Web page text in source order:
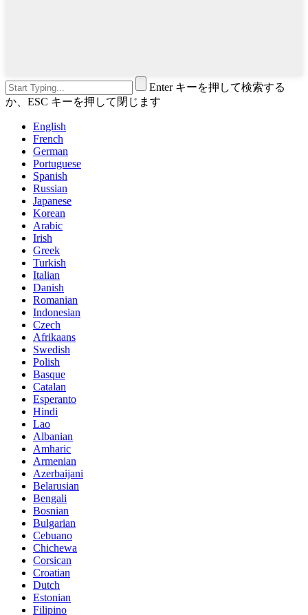
Enter キーを押して検索する
か、ESC キーを押して閉じます
English
French
German
Portuguese
Spanish
Russian
Japanese
Korean
Arabic
Irish
Greek
Turkish
Italian
Danish
Romanian
Indonesian
Czech
Afrikaans
Swedish
Polish
Basque
Catalan
Esperanto
Hindi
Lao
Albanian
Amharic
Armenian
Azerbaijani
Belarusian
Bengali
Bosnian
Bulgarian
Cebuano
Chichewa
Corsican
Croatian
Dutch
Estonian
Filipino